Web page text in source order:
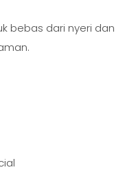
bebas dari nyeri dan